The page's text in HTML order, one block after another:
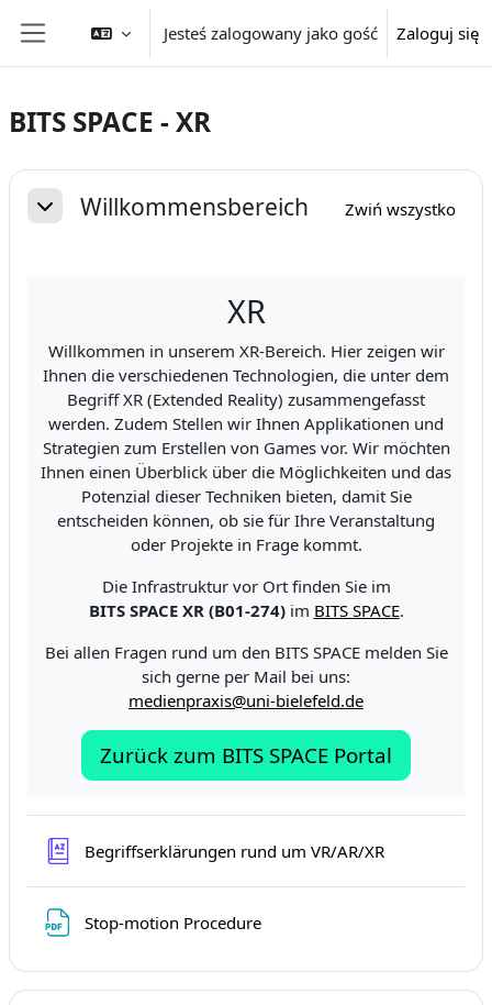
Przejdź do głównej zawartości
Panel boczny
Jesteś zalogowany jako gość Zaloguj się
BITS SPACE - XR
Przegląd sekcji
MinimalizujWillkommensbereich Zwiń wszystko
XR
Willkommen in unserem XR-Bereich. Hier zeigen wir
Ihnen die verschiedenen Technologien, die unter dem
Begriff XR (Extended Reality) zusammengefasst
werden. Zudem Stellen wir Ihnen Applikationen und
Strategien zum Erstellen von Games vor. Wir möchten
Ihnen einen Überblick über die Möglichkeiten und das
Potenzial dieser Techniken bieten, damit Sie
entscheiden können, ob sie für Ihre Veranstaltung
oder Projekte in Frage kommt.
Die Infrastruktur vor Ort finden Sie im
BITS SPACE XR (B01-274)im BITS SPACE.
Bei allen Fragen rund um den BITS SPACE melden Sie
sich gerne per Mail bei uns:
medienpraxis@uni-bielefeld.de
Zurück zum BITS SPACE Portal
Begriffserklärungen rund um VR/AR/XRSłownik pojęć
Stop-motion Procedure